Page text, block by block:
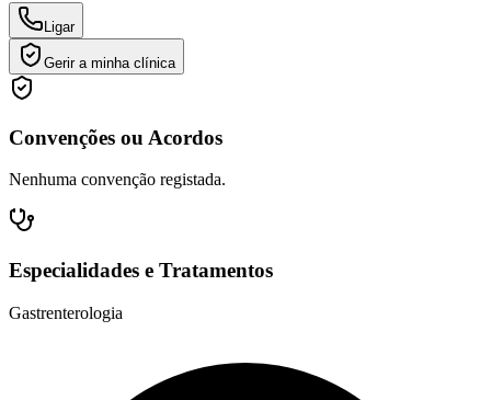
Ligar
Gerir a minha clínica
Convenções ou Acordos
Nenhuma convenção registada.
Especialidades e Tratamentos
Gastrenterologia